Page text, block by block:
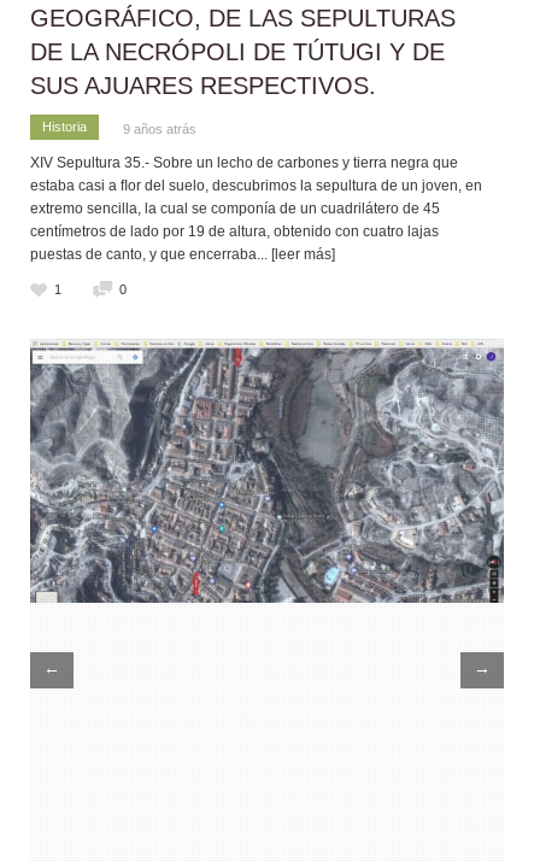
GEOGRÁFICO, DE LAS SEPULTURAS
DE LA NECRÓPOLI DE TÚTUGI Y DE
SUS AJUARES RESPECTIVOS.
Historia 9 años atrás
XIV Sepultura 35.- Sobre un lecho de carbones y tierra negra que
estaba casi a ﬂor del suelo, descubrimos la sepultura de un joven, en
extremo sencilla, la cual se componía de un cuadrilátero de 45
centímetros de lado por 19 de altura, obtenido con cuatro lajas
puestas de canto, y que encerraba... [leer más]
1 0
← →